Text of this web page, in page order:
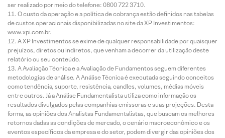
ser realizado por meio do telefone: 0800 722 3710.
O custo da operação e a política de cobrança estão definidos nas tabelas
de custos operacionais disponibilizadas no site da XP Investimentos:
www.xpi.com.br.
A XP Investimentos se exime de qualquer responsabilidade por quaisquer
prejuízos, diretos ou indiretos, que venham a decorrer da utilização deste
relatório ou seu conteúdo.
A Avaliação Técnica e a Avaliação de Fundamentos seguem diferentes
metodologias de análise. A Análise Técnica é executada seguindo conceitos
como tendência, suporte, resistência, candles, volumes, médias móveis
entre outros. Já a Análise Fundamentalista utiliza como informação os
resultados divulgados pelas companhias emissoras e suas projeções. Desta
forma, as opiniões dos Analistas Fundamentalistas, que buscam os melhores
retornos dadas as condições de mercado, o cenário macroeconômico e os
eventos específicos da empresa e do setor, podem divergir das opiniões dos